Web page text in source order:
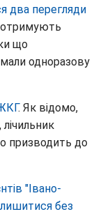
два перегляди
отримують
що
одноразову
. Як відомо,
призводить до
"Івано-
без